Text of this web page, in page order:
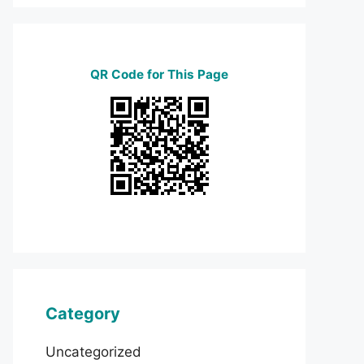
QR Code for This Page
Category
Uncategorized